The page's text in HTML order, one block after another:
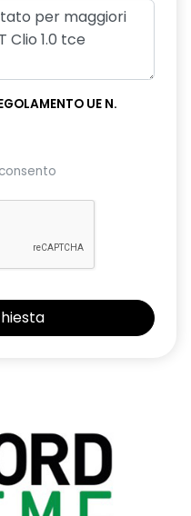
UE N.